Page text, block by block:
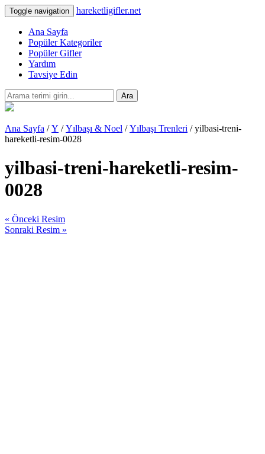
Toggle navigation hareketligifler.net
Ana Sayfa
Popüler Kategoriler
Popüler Gifler
Yardım
Tavsiye Edin
Ara
Ana Sayfa /Y /Yılbaşı & Noel /Yılbaşı Trenleri / yilbasi-treni-
hareketli-resim-0028
yilbasi-treni-hareketli-resim-
0028
« Önceki Resim
Sonraki Resim »